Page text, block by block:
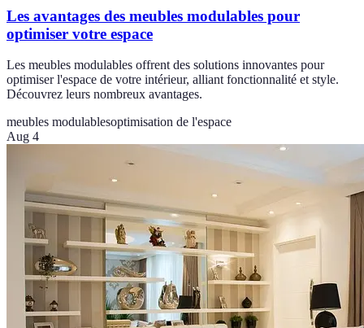
Les avantages des meubles modulables pour
optimiser votre espace
Les meubles modulables offrent des solutions innovantes pour
optimiser l'espace de votre intérieur, alliant fonctionnalité et style.
Découvrez leurs nombreux avantages.
meubles modulablesoptimisation de l'espace
Aug 4